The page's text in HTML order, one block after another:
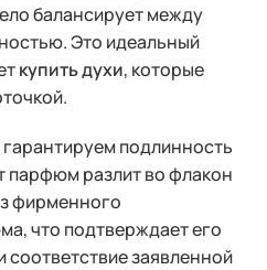
балансирует между
Это идеальный
купить духи, которые
гарантируем подлинность
парфюм разлит во флакон
фирменного
что подтверждает его
соответствие заявленной